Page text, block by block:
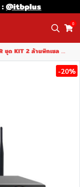
:@itbplus
0
KIT 2 ล้านพิกเซล 8 ช่อง
-20%